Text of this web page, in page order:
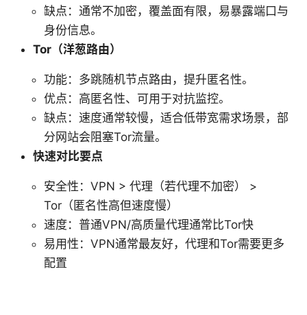
缺点：通常不加密，覆盖面有限，易暴露端口与
身份信息。
Tor（洋葱路由）
功能：多跳随机节点路由，提升匿名性。
优点：高匿名性、可用于对抗监控。
缺点：速度通常较慢，适合低带宽需求场景，部
分网站会阻塞Tor流量。
快速对比要点
安全性：VPN > 代理（若代理不加密） >
Tor（匿名性高但速度慢）
速度：普通VPN/高质量代理通常比Tor快
易用性：VPN通常最友好，代理和Tor需要更多
配置